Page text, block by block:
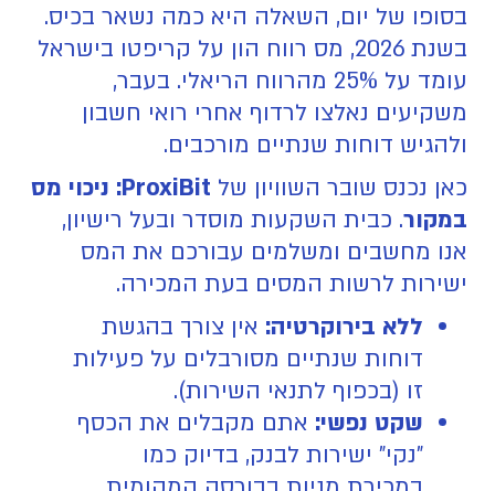
בסופו של יום, השאלה היא כמה נשאר בכיס.
בשנת 2026, מס רווח הון על קריפטו בישראל
עומד על 25% מהרווח הריאלי. בעבר,
משקיעים נאלצו לרדוף אחרי רואי חשבון
ולהגיש דוחות שנתיים מורכבים.
כאן נכנס שובר השוויון של
ProxiBit: ניכוי מס
במקור. כבית השקעות מוסדר ובעל רישיון,
אנו מחשבים ומשלמים עבורכם את המס
ישירות לרשות המסים בעת המכירה.
ללא בירוקרטיה: אין צורך בהגשת
דוחות שנתיים מסורבלים על פעילות
זו (בכפוף לתנאי השירות).
שקט נפשי: אתם מקבלים את הכסף
"נקי" ישירות לבנק, בדיוק כמו